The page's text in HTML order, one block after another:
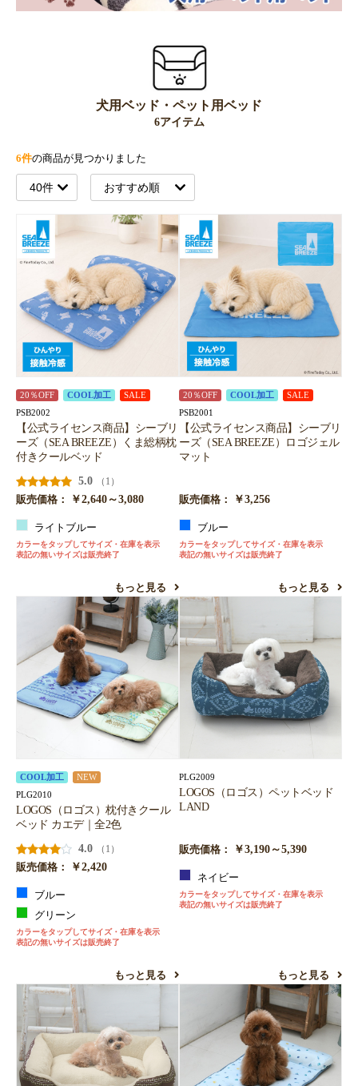
犬用ベッド・ペット用ベッド
6アイテム
6件の商品が見つかりました
20％OFF COOL加工 SALE
PSB2002
【公式ライセンス商品】シーブリ
ーズ（SEA BREEZE）くま総柄枕
付きクールベッド
5.0
（1）
販売価格：
￥2,640～3,080
ライトブルー
カラーをタップしてサイズ・在庫を表示
表記の無いサイズは販売終了
もっと見る
20％OFF COOL加工 SALE
PSB2001
【公式ライセンス商品】シーブリ
ーズ（SEA BREEZE）ロゴジェル
マット
販売価格： ￥3,256
ブルー
カラーをタップしてサイズ・在庫を表示
表記の無いサイズは販売終了
もっと見る
COOL加工 NEW
PLG2010
LOGOS（ロゴス）枕付きクール
ベッド カエデ｜全2色
4.0
（1）
販売価格：
￥2,420
ブルー
グリーン
カラーをタップしてサイズ・在庫を表示
表記の無いサイズは販売終了
もっと見る
PLG2009
LOGOS（ロゴス）ペットベッド
LAND
販売価格： ￥3,190～5,390
ネイビー
カラーをタップしてサイズ・在庫を表示
表記の無いサイズは販売終了
もっと見る